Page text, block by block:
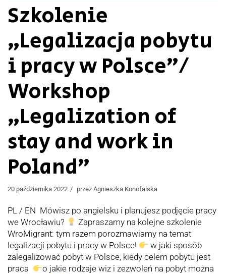
Szkolenie
„Legalizacja pobytu
i pracy w Polsce”/
Workshop
„Legalization of
stay and work in
Poland”
20 października 2022 przez Agnieszka Konofalska
PL / EN Mówisz po angielsku i planujesz podjęcie pracy
we Wrocławiu?
Zapraszamy na kolejne szkolenie
WroMigrant: tym razem porozmawiamy na temat
legalizacji pobytu i pracy w Polsce!
w jaki sposób
zalegalizować pobyt w Polsce, kiedy celem pobytu jest
praca
o jakie rodzaje wiz i zezwoleń na pobyt można